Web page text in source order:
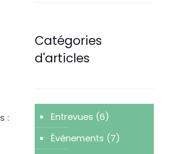
:
Catégories
d'articles
Entrevues (6)
Événements (7)